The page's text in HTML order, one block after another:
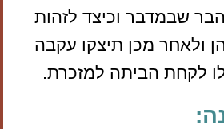
שבמדבר וכיצד לזהות
ולאחר מכן תיצקו עקבה
לקחת הביתה למזכרת.